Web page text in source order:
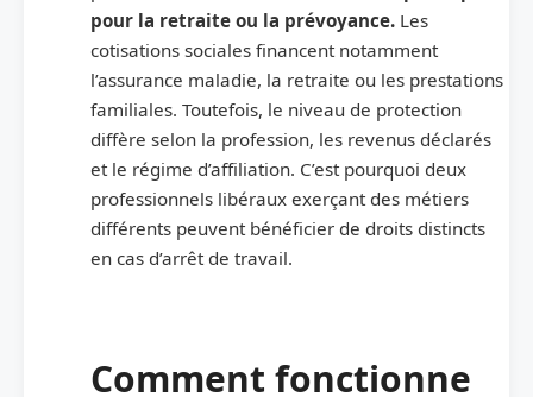
pour la retraite ou la prévoyance. Les
cotisations sociales financent notamment
l’assurance maladie, la retraite ou les prestations
familiales. Toutefois, le niveau de protection
diffère selon la profession, les revenus déclarés
et le régime d’affiliation. C’est pourquoi deux
professionnels libéraux exerçant des métiers
différents peuvent bénéficier de droits distincts
en cas d’arrêt de travail.
Comment fonctionne